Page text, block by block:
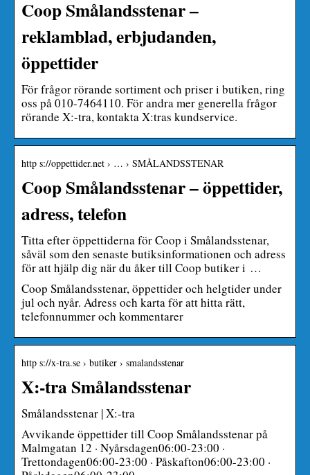
Coop Smålandsstenar –
reklamblad, erbjudanden,
öppettider
För frågor rörande sortiment och priser i butiken, ring
oss på 010-7464110. För andra mer generella frågor
rörande X:-tra, kontakta X:tras kundservice.
http s://oppettider.net › … › SMÅLANDSSTENAR
Coop Smålandsstenar – öppettider,
adress, telefon
Titta efter öppettiderna för Coop i Smålandsstenar,
såväl som den senaste butiksinformationen och adress
för att hjälp dig när du åker till Coop butiker i …
Coop Smålandsstenar, öppettider och helgtider under
jul och nyår. Adress och karta för att hitta rätt,
telefonnummer och kommentarer
http s://x-tra.se › butiker › smalandsstenar
X:-tra Smålandsstenar
Smålandsstenar | X:-tra
Avvikande öppettider till Coop Smålandsstenar på
Malmgatan 12 · Nyårsdagen06:00-23:00 ·
Trettondagen06:00-23:00 · Påskafton06:00-23:00 ·